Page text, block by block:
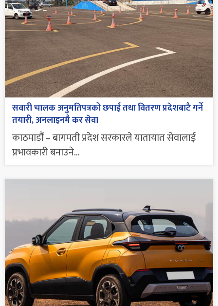
सवारी चालक अनुमतिपत्रको छपाई तथा वितरण प्रदेशबाटै गर्ने
तयारी, अनलाइनमै कर सेवा
काठमाडौं – बागमती प्रदेश सरकारले यातायात सेवालाई
प्रभावकारी बनाउने...